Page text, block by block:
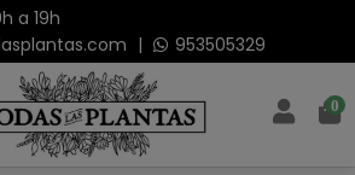
a 19h
| 953505329
0